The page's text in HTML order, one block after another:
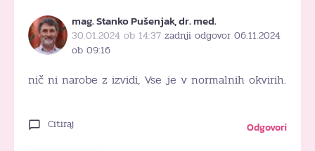
mag. Stanko Pušenjak, dr. med.
30.01.2024 ob 14:37 zadnji odgovor 06.11.2024
ob 09:16
nič ni narobe z izvidi, Vse je v normalnih okvirih.
Citiraj Odgovori